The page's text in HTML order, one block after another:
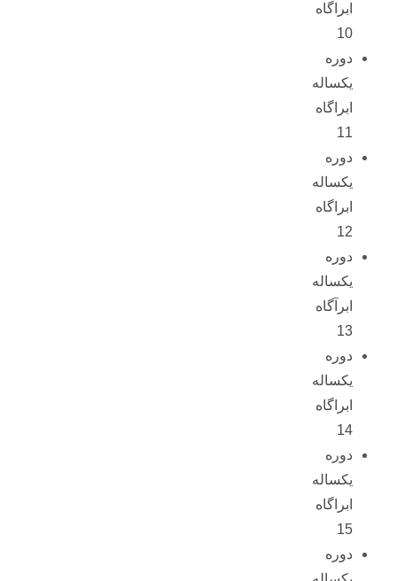
ابراگاه
دوره
یکساله
ابراگاه
دوره
یکساله
ابراگاه
دوره
یکساله
ابرآگاه
دوره
یکساله
ابراگاه
دوره
یکساله
ابراگاه
دوره